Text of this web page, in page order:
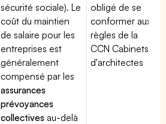
sécurité sociale). Le
coût du maintien
de salaire pour les
entreprises est
généralement
compensé par les
assurances
prévoyances
collectives au-delà
obligé de se
conformer aux
règles de la
CCN Cabinets
d'architectes